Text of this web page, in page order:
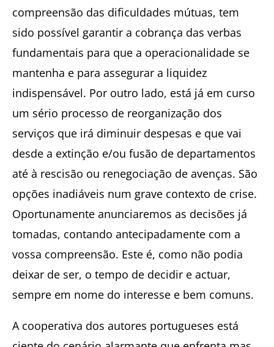
compreensão das dificuldades mútuas, tem
sido possível garantir a cobrança das verbas
fundamentais para que a operacionalidade se
mantenha e para assegurar a liquidez
indispensável. Por outro lado, está já em curso
um sério processo de reorganização dos
serviços que irá diminuir despesas e que vai
desde a extinção e/ou fusão de departamentos
até à rescisão ou renegociação de avenças. São
opções inadiáveis num grave contexto de crise.
Oportunamente anunciaremos as decisões já
tomadas, contando antecipadamente com a
vossa compreensão. Este é, como não podia
deixar de ser, o tempo de decidir e actuar,
sempre em nome do interesse e bem comuns.
A cooperativa dos autores portugueses está